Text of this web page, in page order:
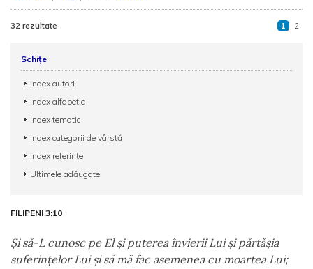
32 rezultate 1 2
Schițe
Index autori
Index alfabetic
Index tematic
Index categorii de vârstă
Index referințe
Ultimele adăugate
FILIPENI 3:10
Şi să-L cunosc pe El şi puterea învierii Lui şi părtăşia
suferinţelor Lui şi să mă fac asemenea cu moartea Lui;